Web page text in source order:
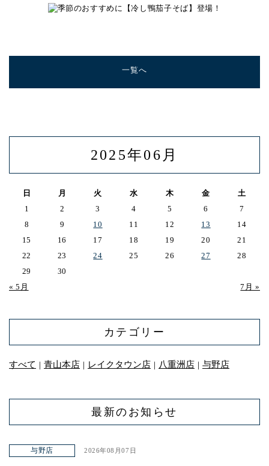
一覧へ
2025年06月
日 月 火 水 木 金 土
« 5月 7月 »
1 2 3 4 5 6
7
8
9 10 11 12 13
14
15
16 17 18 19 20
21
22
23 24 25 26 27
28
29
30
カテゴリー
すべて ｜ 青山本店 ｜ レイクタウン店 ｜ 八重洲店 ｜ 与野店
最新のお知らせ
与野店 2026年08月07日